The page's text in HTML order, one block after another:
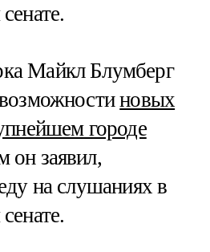
Майкл Блумберг
новых
городе
он заявил,
на слушаниях в